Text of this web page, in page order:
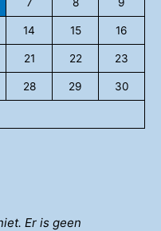
14 15 16
21 22 23
28 29 30
Er is geen